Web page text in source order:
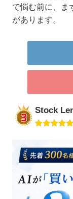
で悩む前に、ま
があります。
Stock